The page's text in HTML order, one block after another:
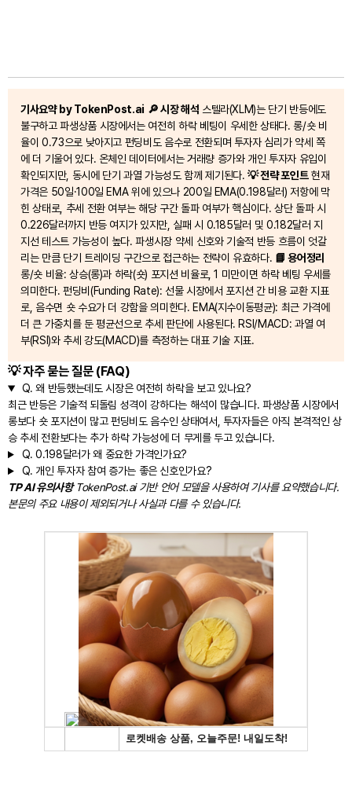
기사요약 by TokenPost.ai 🔎 시장 해석 스텔라(XLM)는 단기 반등에도
불구하고 파생상품 시장에서는 여전히 하락 베팅이 우세한 상태다. 롱/숏 비
율이 0.73으로 낮아지고 펀딩비도 음수로 전환되며 투자자 심리가 약세 쪽
에 더 기울어 있다. 온체인 데이터에서는 거래량 증가와 개인 투자자 유입이
확인되지만, 동시에 단기 과열 가능성도 함께 제기된다.💡 전략 포인트현재
가격은 50일·100일 EMA 위에 있으나 200일 EMA(0.198달러) 저항에 막
힌 상태로, 추세 전환 여부는 해당 구간 돌파 여부가 핵심이다. 상단 돌파 시
0.226달러까지 반등 여지가 있지만, 실패 시 0.185달러 및 0.182달러 지
지선 테스트 가능성이 높다. 파생시장 약세 신호와 기술적 반등 흐름이 엇갈
리는 만큼 단기 트레이딩 구간으로 접근하는 전략이 유효하다. 📘 용어정리
롱/숏 비율: 상승(롱)과 하락(숏) 포지션 비율로, 1 미만이면 하락 베팅 우세를
의미한다. 펀딩비(Funding Rate): 선물 시장에서 포지션 간 비용 교환 지표
로, 음수면 숏 수요가 더 강함을 의미한다. EMA(지수이동평균): 최근 가격에
더 큰 가중치를 둔 평균선으로 추세 판단에 사용된다. RSI/MACD: 과열 여
부(RSI)와 추세 강도(MACD)를 측정하는 대표 기술 지표.
💡 자주 묻는 질문 (FAQ)
Q. 왜 반등했는데도 시장은 여전히 하락을 보고 있나요?
최근 반등은 기술적 되돌림 성격이 강하다는 해석이 많습니다. 파생상품 시장에서
롱보다 숏 포지션이 많고 펀딩비도 음수인 상태여서, 투자자들은 아직 본격적인 상
승 추세 전환보다는 추가 하락 가능성에 더 무게를 두고 있습니다.
Q. 0.198달러가 왜 중요한 가격인가요?
Q. 개인 투자자 참여 증가는 좋은 신호인가요?
TP AI 유의사항TokenPost.ai 기반 언어 모델을 사용하여 기사를 요약했습니다.
본문의 주요 내용이 제외되거나 사실과 다를 수 있습니다.